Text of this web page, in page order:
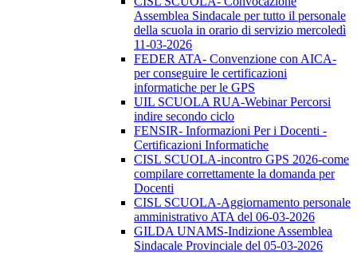
Assemblea Sindacale per tutto il personale
della scuola in orario di servizio mercoledì
11-03-2026
FEDER ATA- Convenzione con AICA-
per conseguire le certificazioni
informatiche per le GPS
UIL SCUOLA RUA-Webinar Percorsi
indire secondo ciclo
FENSIR- Informazioni Per i Docenti -
Certificazioni Informatiche
CISL SCUOLA-incontro GPS 2026-come
compilare correttamente la domanda per
Docenti
CISL SCUOLA-Aggiornamento personale
amministrativo ATA del 06-03-2026
GILDA UNAMS-Indizione Assemblea
Sindacale Provinciale del 05-03-2026